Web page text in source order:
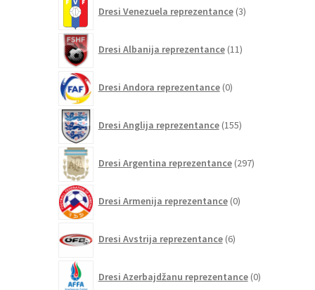
Dresi Venezuela reprezentance 3izdelki
Dresi Albanija reprezentance 11izdelkov
Dresi Andora reprezentance 0izdelkov
Dresi Anglija reprezentance 155izdelkov
Dresi Argentina reprezentance 297izdelkov
Dresi Armenija reprezentance 0izdelkov
Dresi Avstrija reprezentance 6izdelkov
Dresi Azerbajdžanu reprezentance 0izdelkov